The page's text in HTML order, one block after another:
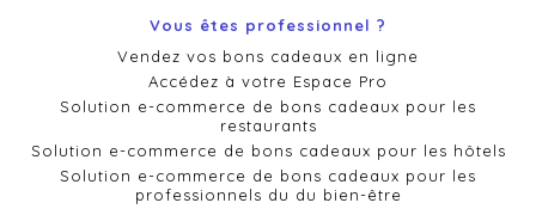
Vous êtes professionnel ?
Vendez vos bons cadeaux en ligne
Accédez à votre Espace Pro
Solution e-commerce de bons cadeaux pour les
restaurants
Solution e-commerce de bons cadeaux pour les hôtels
Solution e-commerce de bons cadeaux pour les
professionnels du du bien-être